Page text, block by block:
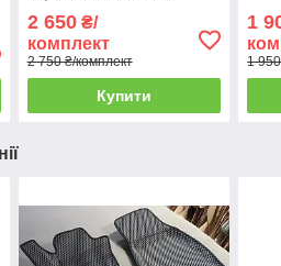
2 650₴/
комплект
2 750 ₴/комплект
Купити
1
1